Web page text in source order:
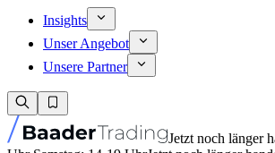
Insights
Unser Angebot
Unsere Partner
Jetzt noch länger